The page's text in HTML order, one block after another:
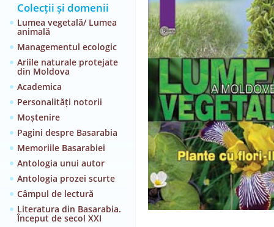
Colecții și domenii
Lumea vegetală/ Lumea
animală
Managementul ecologic
Ariile naturale protejate
din Moldova
Academica
Personalități notorii
Moștenire
Pagini despre Basarabia
Memoriile Basarabiei
Antologia unui autor
Antologia prozei scurte
Câmpul de lectură
Literatura din Basarabia.
Început de secol XXI